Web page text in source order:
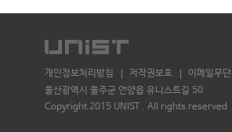
개인정보처리방침 저작권보호
이메일무
울산광역시 울주군 언양읍 유니스트길 50
Copyright 2015 UNIST . All rights reserved